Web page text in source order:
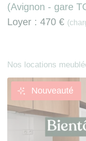
(Avignon - gare
Loyer : 470 €
Nos locations
Nouveauté